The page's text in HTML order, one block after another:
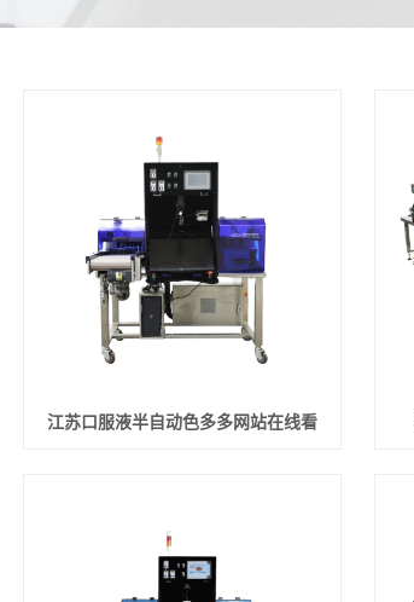
江苏口服液半自动色多多网站在线看